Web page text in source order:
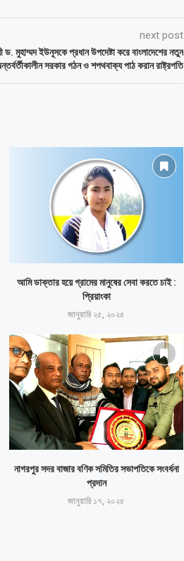
next post
ড. মুহাম্মদ ইউনূসকে প্রধান উপদেষ্টা করে বাংলাদেশের নতুন
সরকার গঠন ও শপথবাক্য পাঠ করান রাষ্ট্রপতি
আমি ডাক্তার হয়ে গ্রামের মানুষের সেবা করতে চাই :
প্রিয়াংকা
জানুয়ারি ২৫, ২০২৫
নাগরপুর সদর বাজার বণিক সমিতির সভাপতিকে সংবর্ধনা
প্রদান
জানুয়ারি ১৭, ২০২৫